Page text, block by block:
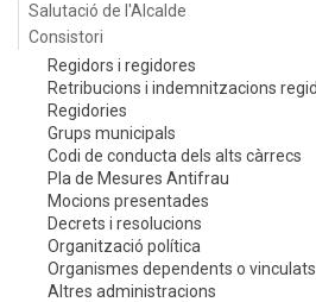
Salutació de l'Alcalde
Consistori
Regidors i regidores
Retribucions i indemnitzacions
Regidories
Grups municipals
Codi de conducta dels alts càrrecs
Pla de Mesures Antifrau
Mocions presentades
Decrets i resolucions
Organització política
Organismes dependents o vinculats
Altres administracions